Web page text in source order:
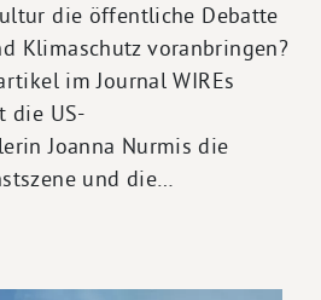
die öffentliche Debatte
Klimaschutz voranbringen?
im Journal WIREs
die US-
Joanna Nurmis die
und die…